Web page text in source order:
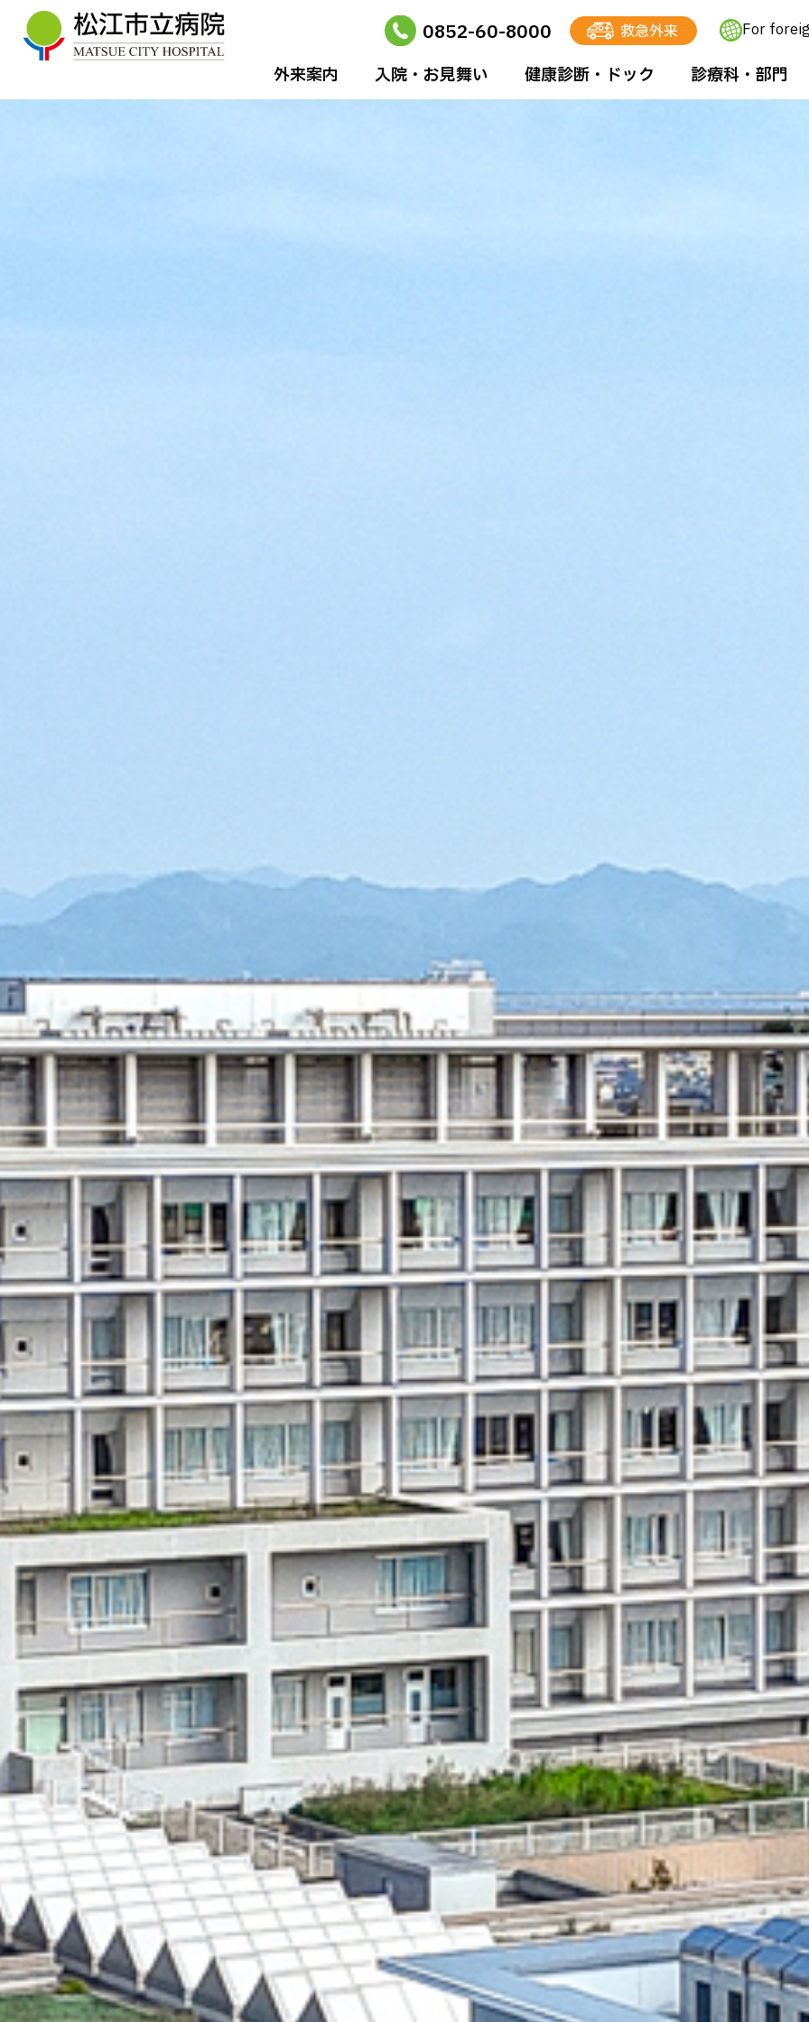
0852-60-8000 救急外来 For
外来案内 ⼊院・お⾒舞い 健康診断・ドック 診療科・部⾨